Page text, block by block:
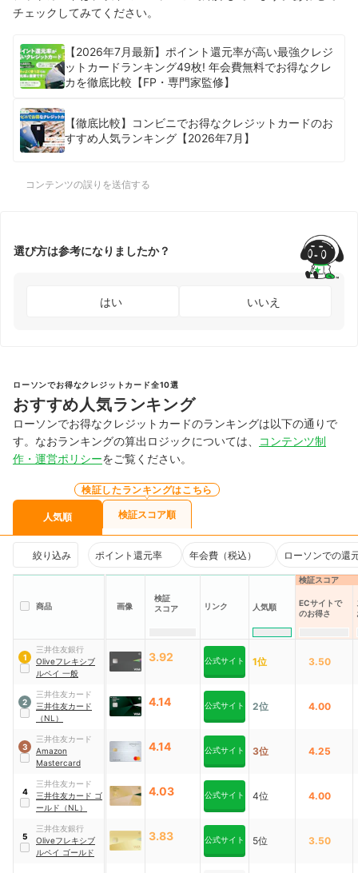
チェックしてみてください。
【2026年7月最新】ポイント還元率が高い最強クレジ
ットカードランキング49枚! 年会費無料でお得なクレ
カを徹底比較【FP・専門家監修】
【徹底比較】コンビニでお得なクレジットカードのお
すすめ人気ランキング【2026年7月】
コンテンツの誤りを送信する
選び方は参考になりましたか？
はい いいえ
ローソンでお得なクレジットカード全10選
おすすめ人気ランキング
ローソンでお得なクレジットカードのランキングは以下の通りで
す。なおランキングの算出ロジックについては、
コンテンツ制
作・運営ポリシーをご覧ください。
人気順
検証したランキングはこちら
検証スコア順
絞り込み ポイント還元率 年会費（税込） ローソンでの還
商品 画像
検証
スコア
リンク 人気順
検証スコア
ECサイトで
のお得さ
1
三井住友銀行
Oliveフレキシブ
ルペイ 一般
3.92 公式サイト 1位 3.50
2
三井住友カード
三井住友カード
（NL）
4.14 公式サイト 2位 4.00
3
三井住友カード
Amazon
Mastercard
4.14 公式サイト 3位 4.25
4
三井住友カード
三井住友カード ゴ
ールド（NL）
4.03 公式サイト 4位 4.00
5
三井住友銀行
Oliveフレキシブ
ルペイ ゴールド
3.83 公式サイト 5位 3.50